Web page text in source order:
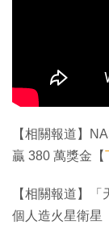
【相關報道】
贏 380 萬獎金【
【相關報道】
個人造火星衛星